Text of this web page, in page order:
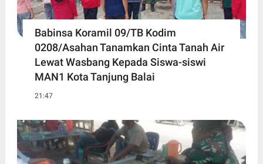
Babinsa Koramil 09/TB Kodim
0208/Asahan Tanamkan Cinta Tanah Air
Lewat Wasbang Kepada Siswa-siswi
MAN1 Kota Tanjung Balai
21:47